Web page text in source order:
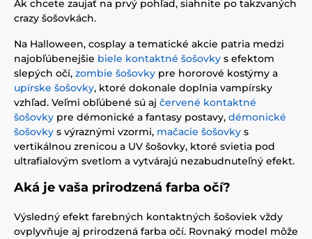
Ak chcete zaujať na prvý pohľad, siahnite po takzvaných
crazy šošovkách.
Na Halloween, cosplay a tematické akcie patria medzi
najobľúbenejšie biele kontaktné šošovky s efektom
slepých očí, zombie šošovky pre hororové kostýmy a
upírske šošovky, ktoré dokonale doplnia vampírsky
vzhľad. Veľmi obľúbené sú aj červené kontaktné
šošovky pre démonické a fantasy postavy, démonické
šošovky s výraznými vzormi, mačacie šošovky s
vertikálnou zrenicou a UV šošovky, ktoré svietia pod
ultrafialovým svetlom a vytvárajú nezabudnuteľný efekt.
Aká je vaša prirodzená farba očí?
Výsledný efekt farebných kontaktných šošoviek vždy
ovplyvňuje aj prirodzená farba očí. Rovnaký model môže